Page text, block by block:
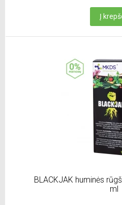
Į
BLACKJAK huminės
ml